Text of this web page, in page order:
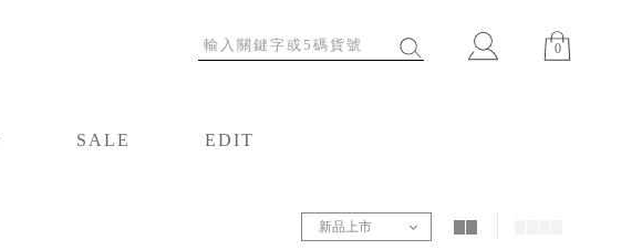
0
SALE
EDIT
新品上市